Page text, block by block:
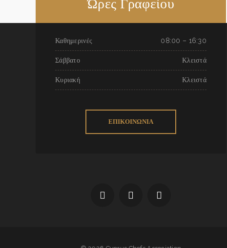
Ώρες Γραφείου
Καθημερινές 08:00 – 16:30
Σάββατο Κλειστά
Κυριακή Κλειστά
ΕΠΙΚΟΙΝΩΝΙΑ